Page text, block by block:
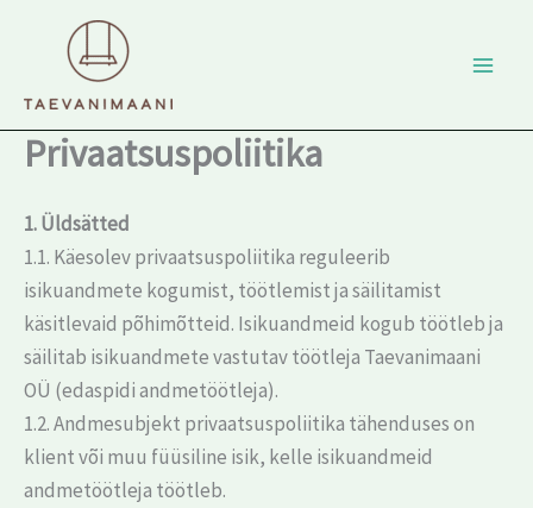
Privaatsuspoliitika
1. Üldsätted
1.1. Käesolev privaatsuspoliitika reguleerib
isikuandmete kogumist, töötlemist ja säilitamist
käsitlevaid põhimõtteid. Isikuandmeid kogub töötleb ja
säilitab isikuandmete vastutav töötleja Taevanimaani
OÜ (edaspidi andmetöötleja).
1.2. Andmesubjekt privaatsuspoliitika tähenduses on
klient või muu füüsiline isik, kelle isikuandmeid
andmetöötleja töötleb.